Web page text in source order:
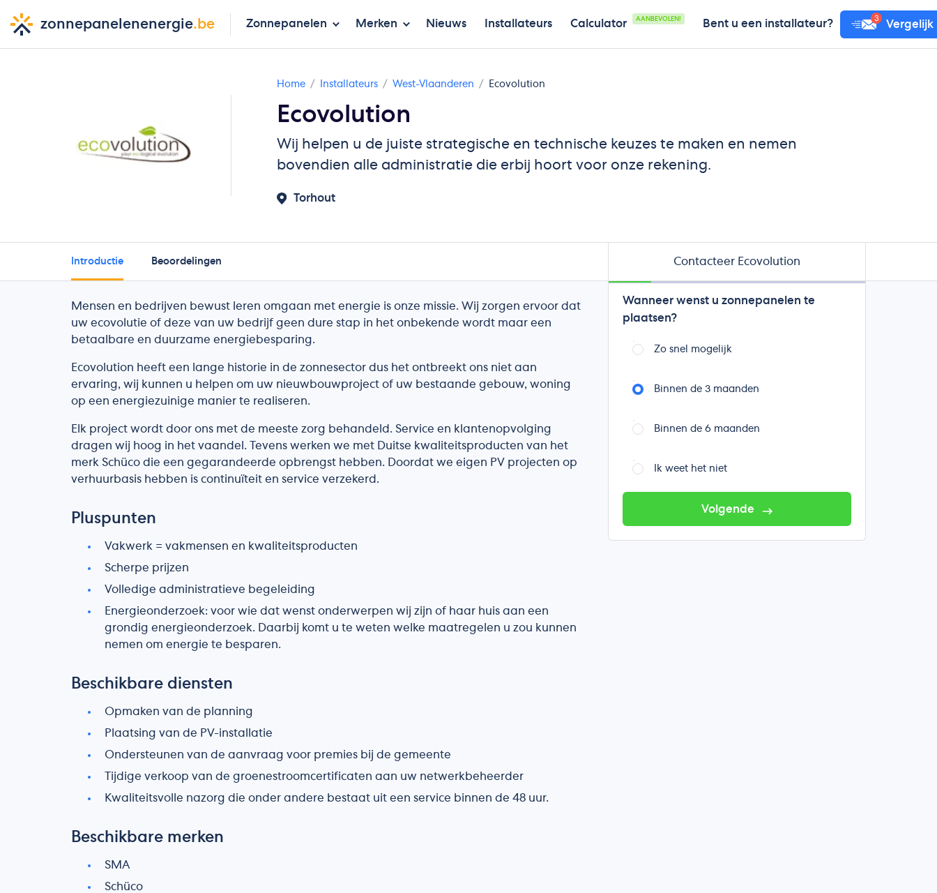
zonnepanelenenergie.be Zonnepanelen Merken Nieuws Installateurs Calculator AANBEVOLEN! Bent u een installateur? Vergelijk
Home Installateurs West-Vlaanderen Ecovolution
Ecovolution
Wij helpen u de juiste strategische en technische keuzes te maken en nemen
bovendien alle administratie die erbij hoort voor onze rekening.
Torhout
Introductie Beoordelingen Contacteer Ecovolution
Mensen en bedrijven bewust leren omgaan met energie is onze missie. Wij zorgen ervoor dat
uw ecovolutie of deze van uw bedrijf geen dure stap in het onbekende wordt maar een
betaalbare en duurzame energiebesparing.
Ecovolution heeft een lange historie in de zonnesector dus het ontbreekt ons niet aan
ervaring, wij kunnen u helpen om uw nieuwbouwproject of uw bestaande gebouw, woning
op een energiezuinige manier te realiseren.
Elk project wordt door ons met de meeste zorg behandeld. Service en klantenopvolging
dragen wij hoog in het vaandel. Tevens werken we met Duitse kwaliteitsproducten van het
merk Schüco die een gegarandeerde opbrengst hebben. Doordat we eigen PV projecten op
verhuurbasis hebben is continuïteit en service verzekerd.
Pluspunten
Vakwerk = vakmensen en kwaliteitsproducten
Scherpe prijzen
Volledige administratieve begeleiding
Energieonderzoek: voor wie dat wenst onderwerpen wij zijn of haar huis aan een
grondig energieonderzoek. Daarbij komt u te weten welke maatregelen u zou kunnen
nemen om energie te besparen.
Beschikbare diensten
Opmaken van de planning
Plaatsing van de PV-installatie
Ondersteunen van de aanvraag voor premies bij de gemeente
Tijdige verkoop van de groenestroomcertificaten aan uw netwerkbeheerder
Kwaliteitsvolle nazorg die onder andere bestaat uit een service binnen de 48 uur.
Beschikbare merken
SMA
Schüco
Wanneer wenst u zonnepanelen te
plaatsen?
Zo snel mogelijk
Binnen de 3 maanden
Binnen de 6 maanden
Ik weet het niet
Volgende